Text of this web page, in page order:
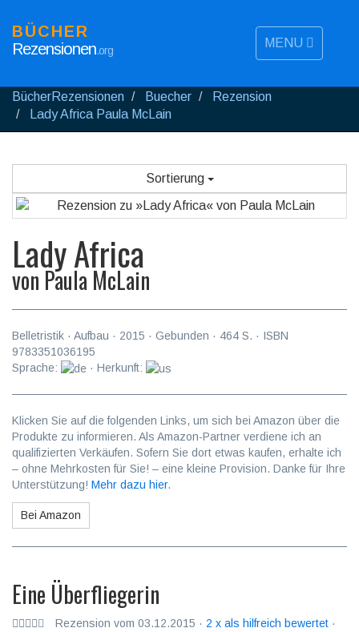
MENU
BÜCHER
Rezensionen.org
BücherRezensionen Buecher
Rezension
Lady Africa Paula McLain
Sortierung
Lady Africa
von Paula McLain
Belletristik · Aufbau · 2015 · Gebunden · 464 S. · ISBN
9783351036195
Sprache:
· Herkunft:
Klicken Sie auf die folgenden Links, um sich bei Amazon über die
Produkte zu informieren. Als Amazon-Partner verdiene ich an
qualifizierten Verkäufen. Sofern Sie dort etwas kaufen, erhalte ich
– ohne Mehrkosten für Sie! – eine kleine Provision. Danke für Ihre
Unterstützung! Mehr dazu hier.
Bei Amazon
Eine Überfliegerin
Rezension vom 03.12.2015 · 2 x als hilfreich bewertet ·